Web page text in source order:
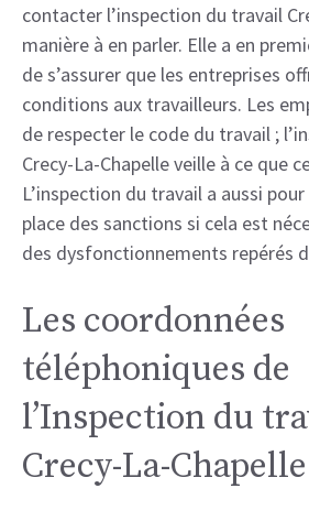
contacter l’inspection du travail
manière à en parler. Elle a en
de s’assurer que les entreprises
conditions aux travailleurs. Les
de respecter le code du travail ;
Crecy-La-Chapelle veille à ce que
L’inspection du travail a aussi
place des sanctions si cela est
des dysfonctionnements repérés
Les coordonnées
téléphoniques de
l’Inspection du
Crecy-La-Chapelle